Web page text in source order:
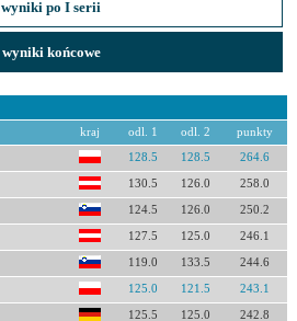
wyniki po I serii
wyniki końcowe
kraj odl. 1 odl. 2 punkty
128.5 128.5 264.6
130.5 126.0 258.0
124.5 126.0 250.2
127.5 125.0 246.1
119.0 133.5 244.6
125.0 121.5 243.1
125.5 125.0 242.8